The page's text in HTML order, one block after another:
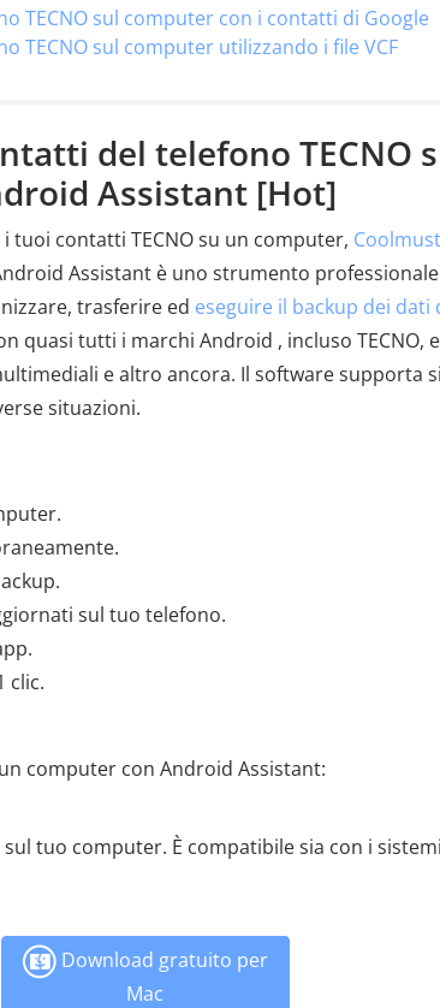
TECNO sul computer con i contatti di Google
TECNO sul computer utilizzando i file VCF
del telefono TECNO
Assistant [Hot]
tuoi contatti TECNO su un computer,
Assistant è uno strumento
trasferire ed eseguire il backup dei dati
quasi tutti i marchi Android , incluso TECNO, e
e altro ancora. Il software supporta
situazioni.
sul tuo telefono.
clic.
computer con Android Assistant:
tuo computer. È compatibile sia con i sistemi
Download gratuito per
Mac